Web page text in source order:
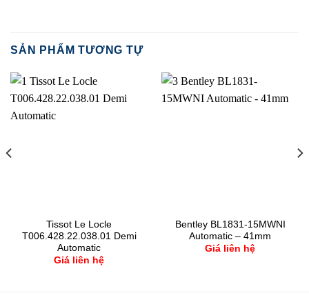
SẢN PHẨM TƯƠNG TỰ
Tissot Le Locle
T006.428.22.038.01 Demi
Automatic
Giá liên hệ
Bentley BL1831-15MWNI
Automatic – 41mm
Giá liên hệ